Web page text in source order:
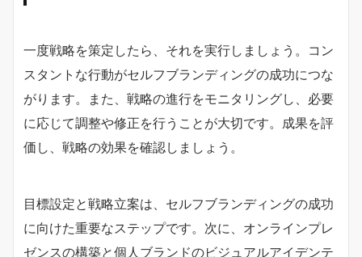
一度戦略を策定したら、それを実行しましょう。コン
スタントな行動がセルフブランディングの成功につな
がります。また、戦略の進行をモニタリングし、必要
に応じて調整や修正を行うことが大切です。成果を評
価し、戦略の効果を確認しましょう。
目標設定と戦略立案は、セルフブランディングの成功
に向けた重要なステップです。次に、オンラインプレ
ゼンスの構築と個人ブランドのビジュアルアイデンテ